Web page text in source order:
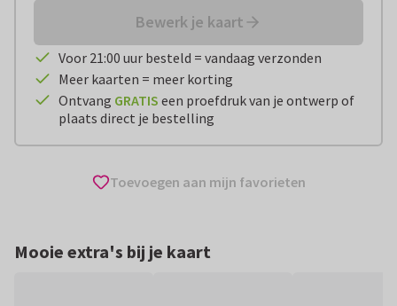
Bewerk je kaart
Voor 21:00 uur besteld = vandaag verzonden
Meer kaarten = meer korting
Ontvang GRATIS een proefdruk van je ontwerp of
plaats direct je bestelling
Toevoegen aan mijn favorieten
Mooie extra's bij je kaart